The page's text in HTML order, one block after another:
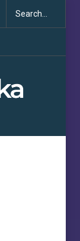
obećanja i učinka